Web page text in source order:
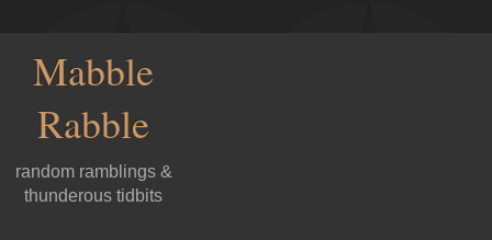
Mabble
Rabble
random ramblings &
thunderous tidbits